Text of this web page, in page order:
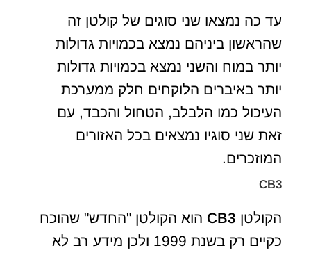
עד כה נמצאו שני סוגים של קולטן זה
שהראשון ביניהם נמצא בכמויות גדולות
יותר במוח והשני נמצא בכמויות גדולות
יותר באיברים הלוקחים חלק ממערכת
העיכול כמו הלבלב, הטחול והכבד, עם
זאת שני סוגיו נמצאים בכל האזורים
המוזכרים.
CB3
הקולטן CB3 הוא הקולטן "החדש" שהוכח
כקיים רק בשנת 1999 ולכן מידע רב לא